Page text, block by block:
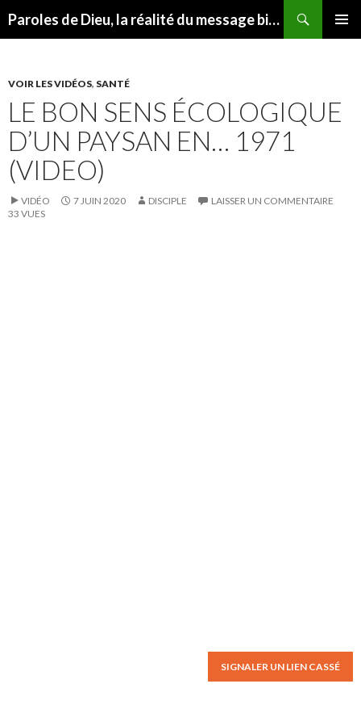
Paroles de Dieu, la réalité du message biblique
VOIR LES VIDÉOS, SANTÉ
LE BON SENS ÉCOLOGIQUE
D’UN PAYSAN EN… 1971
(VIDEO)
VIDÉO 7 JUIN 2020 DISCIPLE
LAISSER UN COMMENTAIRE
33 VUES
SIGNALER UN LIEN CASSÉ